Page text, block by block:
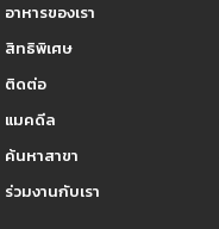
อาหารของเรา
สิทธิพิเศษ
ติดต่อ
แมคดีล
ค้นหาสาขา
ร่วมงานกับเรา